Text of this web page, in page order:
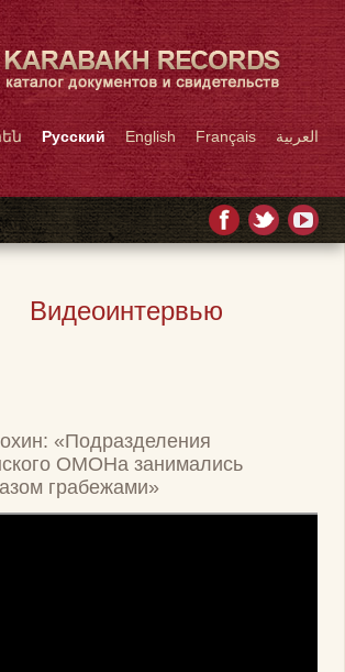
Русский English Français العربية
Видеоинтервью
«Подразделения
ОМОНа занимались
грабежами»